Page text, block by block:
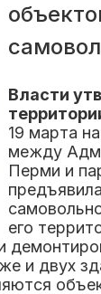
Власти
19 марта
между
Перми и
его
и двух